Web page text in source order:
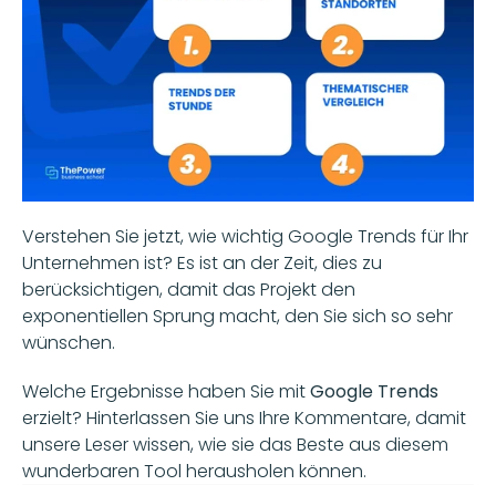
Verstehen Sie jetzt, wie wichtig Google Trends für Ihr
Unternehmen ist? Es ist an der Zeit, dies zu
berücksichtigen, damit das Projekt den
exponentiellen Sprung macht, den Sie sich so sehr
wünschen.
Welche Ergebnisse haben Sie mit Google Trends
erzielt? Hinterlassen Sie uns Ihre Kommentare, damit
unsere Leser wissen, wie sie das Beste aus diesem
wunderbaren Tool herausholen können.